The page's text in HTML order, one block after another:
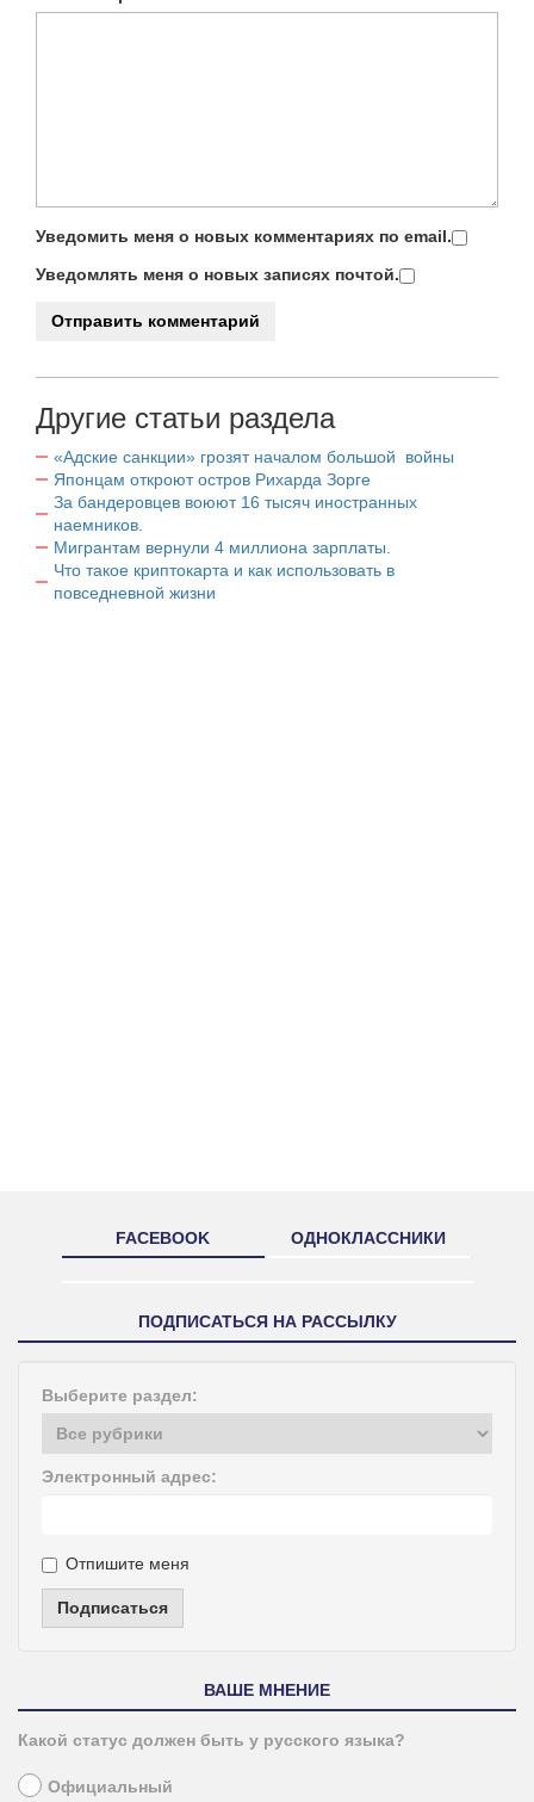
Уведомить меня о новых комментариях по email.
Уведомлять меня о новых записях почтой.
Другие статьи раздела
«Адские санкции» грозят началом большой войны
Японцам откроют остров Рихарда Зорге
За бандеровцев воюют 16 тысяч иностранных
наемников.
Мигрантам вернули 4 миллиона зарплаты.
Что такое криптокарта и как использовать в
повседневной жизни
FACEBOOK ОДНОКЛАССНИКИ
ПОДПИСАТЬСЯ НА РАССЫЛКУ
Выберите раздел:
Электронный адрес:
Отпишите меня
Подписаться
ВАШЕ МНЕНИЕ
Какой статус должен быть у русского языка?
Официальный